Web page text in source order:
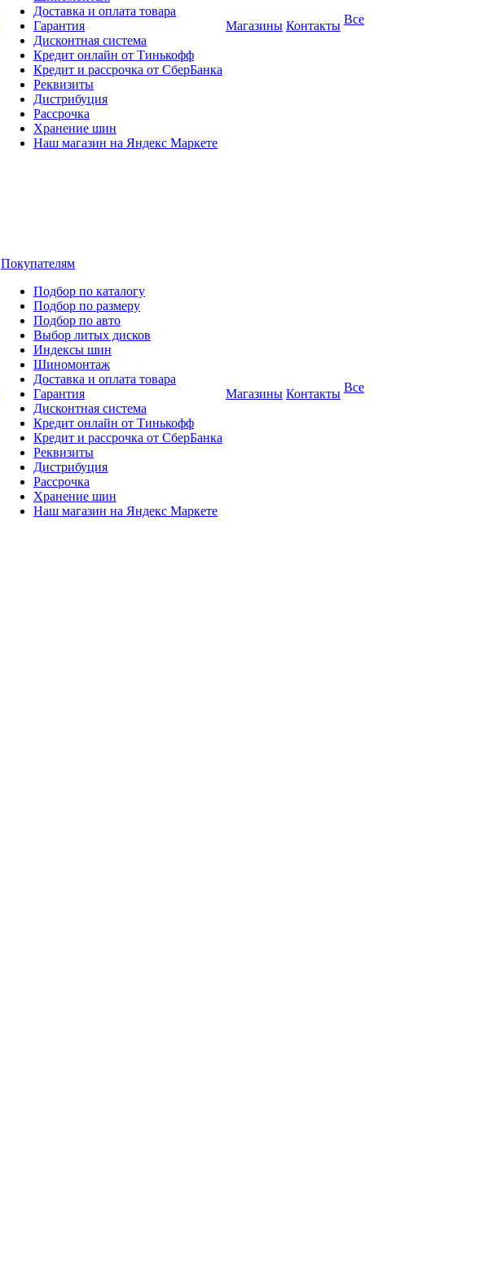
Доставка и оплата товара
Гарантия
Дисконтная система
Кредит онлайн от Тинькофф
Кредит и рассрочка от СберБанка
Реквизиты
Дистрибуция
Рассрочка
Хранение шин
Наш магазин на Яндекс Маркете
Магазины Контакты Все
Покупателям
Подбор по каталогу
Подбор по размеру
Подбор по авто
Выбор литых дисков
Индексы шин
Шиномонтаж
Доставка и оплата товара
Гарантия
Дисконтная система
Кредит онлайн от Тинькофф
Кредит и рассрочка от СберБанка
Реквизиты
Дистрибуция
Рассрочка
Хранение шин
Наш магазин на Яндекс Маркете
Магазины Контакты Все